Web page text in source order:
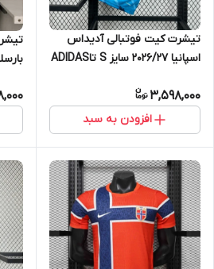
تیشرت کیت فوتبالی آدیداس
اسپانیا 2026/27 سایز S تاADIDAS
3,598,000
افزودن به سبد
2XL